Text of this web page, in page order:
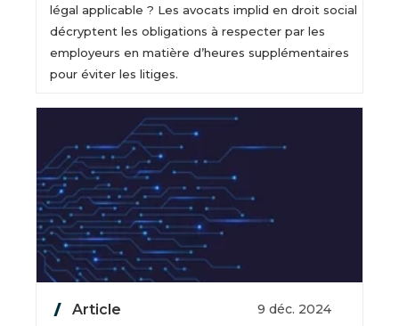
légal applicable ? Les avocats implid en droit social
décryptent les obligations à respecter par les
employeurs en matière d’heures supplémentaires
pour éviter les litiges.
Article 9 déc. 2024